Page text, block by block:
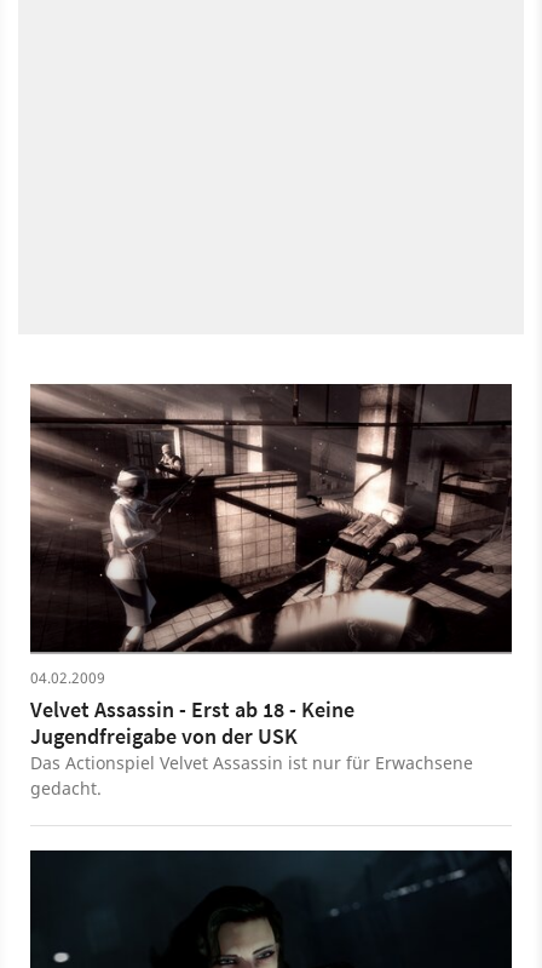
04.02.2009
Velvet Assassin - Erst ab 18 - Keine
Jugendfreigabe von der USK
Das Actionspiel Velvet Assassin ist nur für Erwachsene
gedacht.